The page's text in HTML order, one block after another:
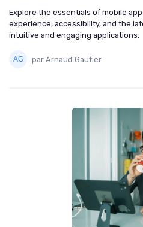
Explore the essentials of mobile
experience, accessibility, and the
intuitive and engaging applications.
par Arnaud Gautier